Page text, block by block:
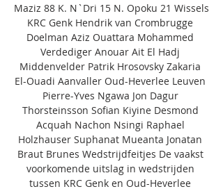
Maziz 88 K. N`Dri 15 N. Opoku 21 Wissels
KRC Genk Hendrik van Crombrugge
Doelman Aziz Ouattara Mohammed
Verdediger Anouar Ait El Hadj
Middenvelder Patrik Hrosovsky Zakaria
El-Ouadi Aanvaller Oud-Heverlee Leuven
Pierre-Yves Ngawa Jon Dagur
Thorsteinsson Sofian Kiyine Desmond
Acquah Nachon Nsingi Raphael
Holzhauser Suphanat Mueanta Jonatan
Braut Brunes Wedstrijdfeitjes De vaakst
voorkomende uitslag in wedstrijden
tussen KRC Genk en Oud-Heverlee